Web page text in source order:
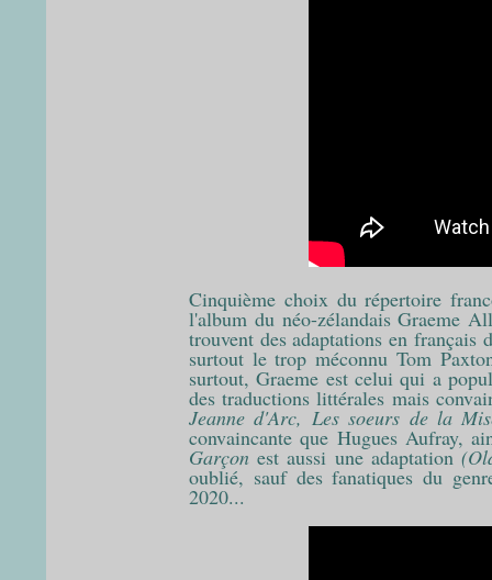
Cinquième choix du répertoire
l'album du néo-zélandais Graeme
trouvent des adaptations en français
surtout le trop méconnu Tom
surtout, Graeme est celui qui a
des traductions littérales mais
Jeanne d'Arc, Les soeurs de la
convaincante que Hugues Aufray,
Garçon est aussi une adaptation
oublié, sauf des fanatiques du
2020...